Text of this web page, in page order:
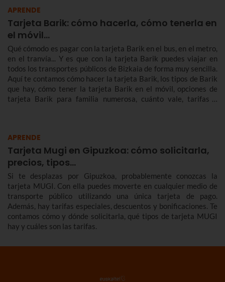
APRENDE
Tarjeta Barik: cómo hacerla, cómo tenerla en
el móvil...
Qué cómodo es pagar con la tarjeta Barik en el bus, en el metro,
en el tranvía... Y es que con la tarjeta Barik puedes viajar en
todos los transportes públicos de Bizkaia de forma muy sencilla.
Aquí te contamos cómo hacer la tarjeta Barik, los tipos de Barik
que hay, cómo tener la tarjeta Barik en el móvil, opciones de
tarjeta Barik para familia numerosa, cuánto vale, tarifas y
APRENDE
Tarjeta Mugi en Gipuzkoa: cómo solicitarla,
precios, tipos…
Si te desplazas por Gipuzkoa, probablemente conozcas la
tarjeta MUGI. Con ella puedes moverte en cualquier medio de
transporte público utilizando una única tarjeta de pago.
Además, hay tarifas especiales, descuentos y bonificaciones. Te
contamos cómo y dónde solicitarla, qué tipos de tarjeta MUGI
hay y cuáles son las tarifas.